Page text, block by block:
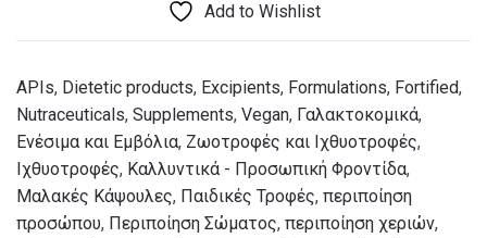
Add to Wishlist
APIs, Dietetic products, Excipients, Formulations, Fortified,
Nutraceuticals, Supplements, Vegan, Γαλακτοκομικά,
Ενέσιμα και Εμβόλια, Ζωοτροφές και Ιχθυοτροφές,
Ιχθυοτροφές, Καλλυντικά - Προσωπική Φροντίδα,
Μαλακές Κάψουλες, Παιδικές Τροφές, περιποίηση
προσώπου, Περιποίηση Σώματος, περιποίηση χεριών,